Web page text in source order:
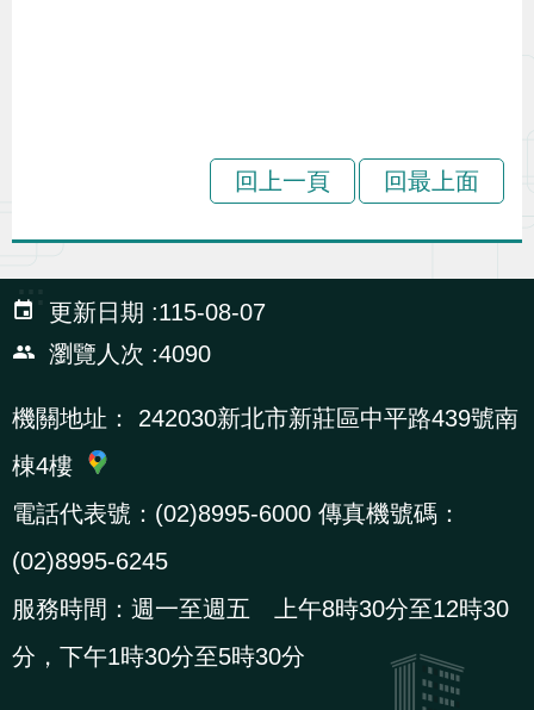
宣
導
專
相
連
結
網
民
文
統
E
回
R
回上一頁 回最上面
:::
更新日期
115-08-07
瀏覽人次
4090
機關地址：
242030新北市新莊區中平路439號南
棟4樓
電話代表號：(02)8995-6000 傳真機號碼：
(02)8995-6245
服務時間：週一至週五 上午8時30分至12時30
分，下午1時30分至5時30分